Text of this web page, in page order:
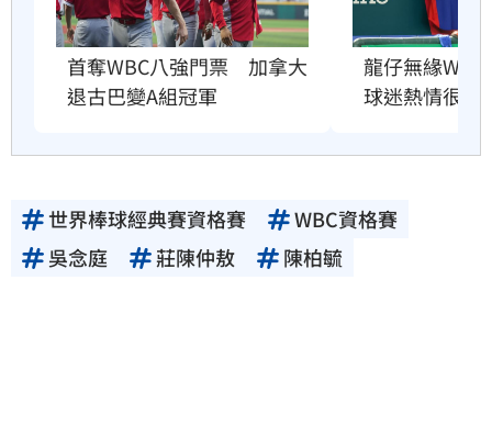
首奪WBC八強門票　加拿大
退古巴變A組冠軍
龍仔無緣
球迷熱情很感
世界棒球經典賽資格賽
WBC資格賽
吳念庭
莊陳仲敖 陳柏毓